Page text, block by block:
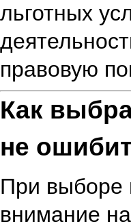
льготных
правовую
Как
не
При выборе
внимание